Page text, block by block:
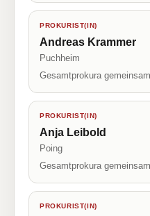
PROKURIST(IN)
Andreas Krammer
Puchheim
Gesamtprokura
PROKURIST(IN)
Anja Leibold
Poing
Gesamtprokura
PROKURIST(IN)